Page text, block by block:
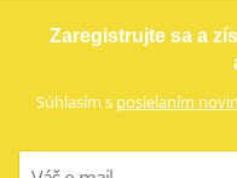
Zaregistrujte sa a
Súhlasím s posielaním